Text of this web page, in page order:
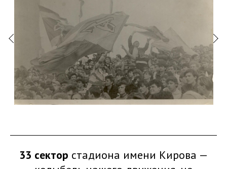
33 сектор стадиона имени Кирова —